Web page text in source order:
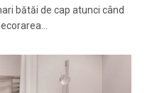
bătăi de cap atunci când